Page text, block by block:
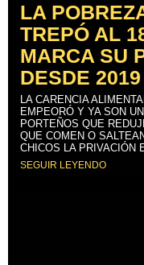
LA
TREPÓ AL
MARCA SU
DESDE 2019
LA CARENCIA
EMPEORÓ Y YA SON
PORTEÑOS QUE
QUE COMEN O
CHICOS LA PRIVACIÓN
SEGUIR LEYENDO